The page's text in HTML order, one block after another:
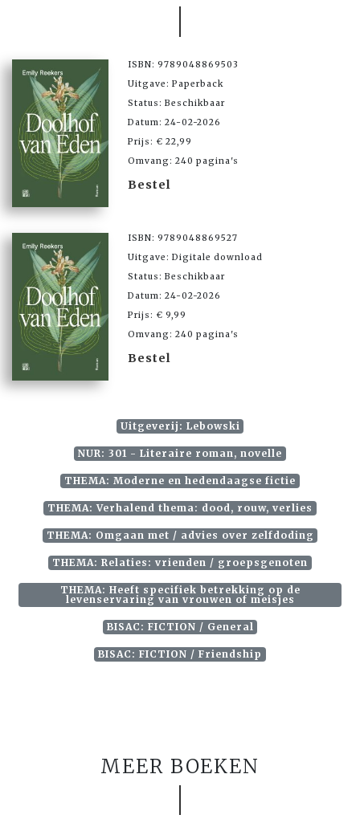
ISBN: 9789048869503
Uitgave: Paperback
Status: Beschikbaar
Datum: 24-02-2026
Prijs: € 22,99
Omvang: 240 pagina's
Bestel
ISBN: 9789048869527
Uitgave: Digitale download
Status: Beschikbaar
Datum: 24-02-2026
Prijs: € 9,99
Omvang: 240 pagina's
Bestel
Uitgeverij: Lebowski
NUR: 301 - Literaire roman, novelle
THEMA: Moderne en hedendaagse fictie
THEMA: Verhalend thema: dood, rouw, verlies
THEMA: Omgaan met / advies over zelfdoding
THEMA: Relaties: vrienden / groepsgenoten
THEMA: Heeft specifiek betrekking op de
levenservaring van vrouwen of meisjes
BISAC: FICTION / General
BISAC: FICTION / Friendship
MEER BOEKEN